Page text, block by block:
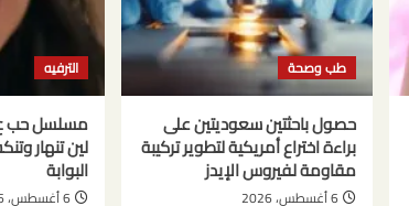
طب وصحة
حصول باحثتين سعوديتين على
براءة اختراع أمريكية لتطوير تركيبة
مقاومة لفيروس الإيدز
6 أغسطس، 2026
الترفيه
لين تنهار
البوابة
6 أغسطس، 2026